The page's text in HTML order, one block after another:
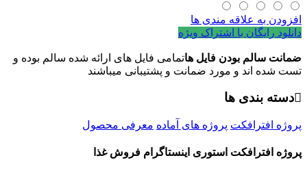
افزودن به علاقه مندی ها
دانلود رایگان با اشتراک ویژه
ضمانت سالم بودن فایل هاتمامی فایل های ارائه شده سالم بوده و
تست شده اند و مورد ضمانت و پشتیبانی میباشند
دسته بندی ها
پروژه افترافکت پروژه های آماده معرفی محصول
پروژه افترافکت استوری اینستاگرام فروش غذا